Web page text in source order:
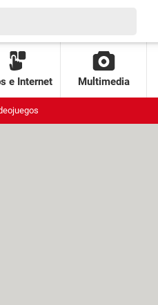
e Internet Multimedia